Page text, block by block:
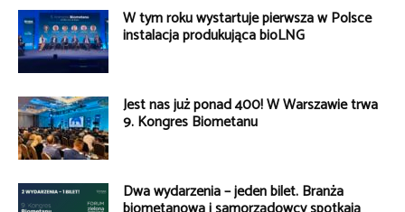
W tym roku wystartuje pierwsza w Polsce
instalacja produkująca bioLNG
Jest nas już ponad 400! W Warszawie trwa
9. Kongres Biometanu
Dwa wydarzenia – jeden bilet. Branża